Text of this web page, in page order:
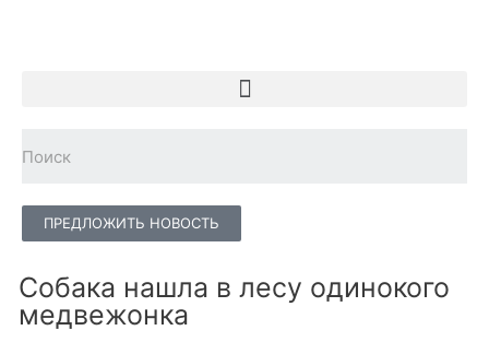
ПРЕДЛОЖИТЬ НОВОСТЬ
Собака нашла в лесу одинокого
медвежонка